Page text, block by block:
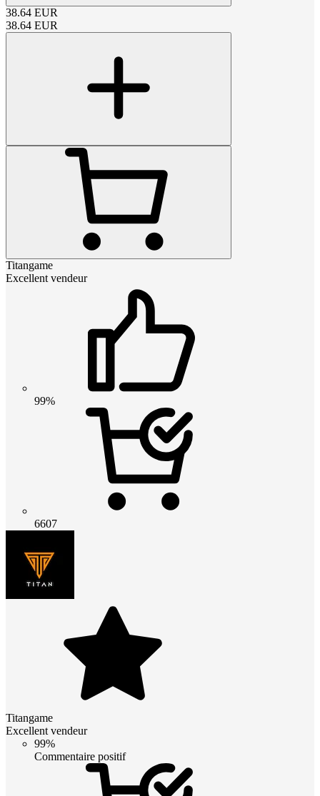
38.64 EUR
38.64 EUR
Titangame
Excellent vendeur
99%
6607
Titangame
Excellent vendeur
99%
Commentaire positif